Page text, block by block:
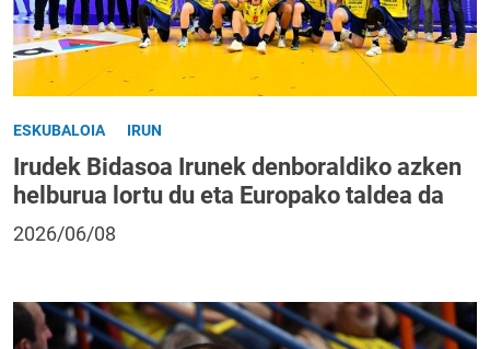
ESKUBALOIA IRUN
Irudek Bidasoa Irunek denboraldiko azken
helburua lortu du eta Europako taldea da
2026/06/08